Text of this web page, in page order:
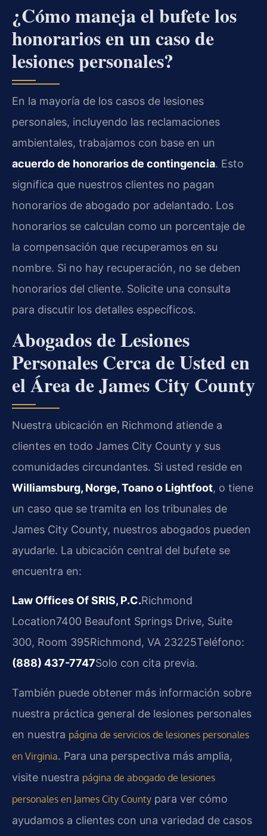
¿Cómo maneja el bufete los
honorarios en un caso de
lesiones personales?
En la mayoría de los casos de lesiones
personales, incluyendo las reclamaciones
ambientales, trabajamos con base en un
acuerdo de honorarios de contingencia. Esto
significa que nuestros clientes no pagan
honorarios de abogado por adelantado. Los
honorarios se calculan como un porcentaje de
la compensación que recuperamos en su
nombre. Si no hay recuperación, no se deben
honorarios del cliente. Solicite una consulta
para discutir los detalles específicos.
Abogados de Lesiones
Personales Cerca de Usted en
el Área de James City County
Nuestra ubicación en Richmond atiende a
clientes en todo James City County y sus
comunidades circundantes. Si usted reside en
Williamsburg, Norge, Toano o Lightfoot, o tiene
un caso que se tramita en los tribunales de
James City County, nuestros abogados pueden
ayudarle. La ubicación central del bufete se
encuentra en:
Law Offices Of SRIS, P.C.Richmond
Location7400 Beaufont Springs Drive, Suite
300, Room 395Richmond, VA 23225Teléfono:
(888) 437-7747Solo con cita previa.
También puede obtener más información sobre
nuestra práctica general de lesiones personales
en nuestra página de servicios de lesiones personales
en Virginia. Para una perspectiva más amplia,
visite nuestra página de abogado de lesiones
personales en James City County para ver cómo
ayudamos a clientes con una variedad de casos